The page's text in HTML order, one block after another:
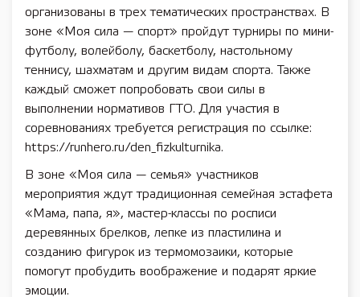
организованы в трех тематических пространствах. В
зоне «Моя сила — спорт» пройдут турниры по мини-
футболу, волейболу, баскетболу, настольному
теннису, шахматам и другим видам спорта. Также
каждый сможет попробовать свои силы в
выполнении нормативов ГТО. Для участия в
соревнованиях требуется регистрация по ссылке:
https://runhero.ru/den_fizkulturnika.
В зоне «Моя сила — семья» участников
мероприятия ждут традиционная семейная эстафета
«Мама, папа, я», мастер-классы по росписи
деревянных брелков, лепке из пластилина и
созданию фигурок из термомозаики, которые
помогут пробудить воображение и подарят яркие
эмоции.